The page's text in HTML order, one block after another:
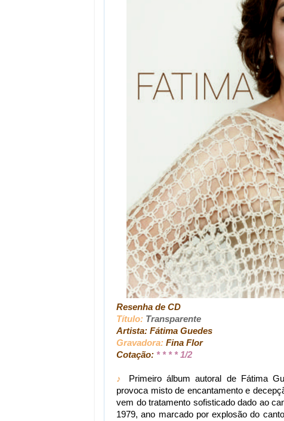
Resenha de CD
Título: Transparente
Artista: Fátima Guedes
Gravadora: Fina Flor
Cotação: * * * * 1/2
♪ Primeiro álbum autoral de Fátima
provoca misto de encantamento e
vem do tratamento sofisticado dado ao
1979, ano marcado por explosão do